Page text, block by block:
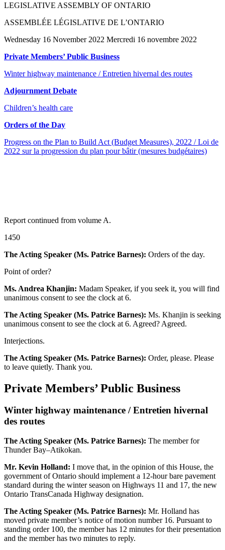
LEGISLATIVE ASSEMBLY OF ONTARIO
ASSEMBLÉE LÉGISLATIVE DE L’ONTARIO
Wednesday 16 November 2022 Mercredi 16 novembre 2022
Private Members’ Public Business
Winter highway maintenance / Entretien hivernal des routes
Adjournment Debate
Children’s health care
Orders of the Day
Progress on the Plan to Build Act (Budget Measures), 2022 / Loi de
2022 sur la progression du plan pour bâtir (mesures budgétaires)
Report continued from volume A.
1450
The Acting Speaker (Ms. Patrice Barnes): Orders of the day.
Point of order?
Ms. Andrea Khanjin: Madam Speaker, if you seek it, you will find
unanimous consent to see the clock at 6.
The Acting Speaker (Ms. Patrice Barnes): Ms. Khanjin is seeking
unanimous consent to see the clock at 6. Agreed? Agreed.
Interjections.
The Acting Speaker (Ms. Patrice Barnes): Order, please. Please
to leave quietly. Thank you.
Private Members’ Public Business
Winter highway maintenance / Entretien hivernal
des routes
The Acting Speaker (Ms. Patrice Barnes): The member for
Thunder Bay–Atikokan.
Mr. Kevin Holland: I move that, in the opinion of this House, the
government of Ontario should implement a 12-hour bare pavement
standard during the winter season on Highways 11 and 17, the new
Ontario TransCanada Highway designation.
The Acting Speaker (Ms. Patrice Barnes): Mr. Holland has
moved private member’s notice of motion number 16. Pursuant to
standing order 100, the member has 12 minutes for their presentation
and the member has two minutes to reply.